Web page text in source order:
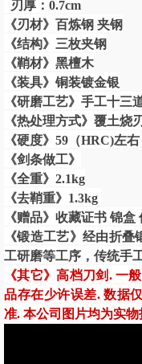
刃厚： 0.7cm
《刃材》百炼钢 夹钢
《结构》三枚夹钢
《鞘材》黑檀木
《装具》铜装镀金银
《研磨工艺》手工十三
《热处理方式》覆土烧刃
《硬度》59（HRC)左右
《剑条做工》
《全重》2.1kg
《去鞘重》1.3kg
《赠品》收藏证书 锦盒
《锻造工艺》经由折
工研磨等工序， 传统手
《其它》高档刀剑. 一
品存在少许误差. 数据
准. 本公司图片均为实物